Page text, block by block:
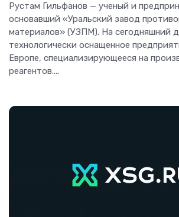
Рустам Гильфанов — ученый и
основавший «Уральский завод
материалов» (УЗПМ). На сегодняшний
технологически оснащенное
Европе, специализирующееся на
реагентов....